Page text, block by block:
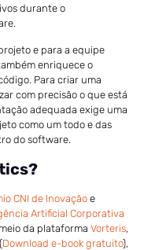
durante o
e para a equipe
enriquece o
Para criar uma
com precisão o que está
adequada exige uma
como um todo e das
do software.
CNI de Inovação e
Artificial Corporativa
da plataforma Vorteris,
Download e-book gratuito),